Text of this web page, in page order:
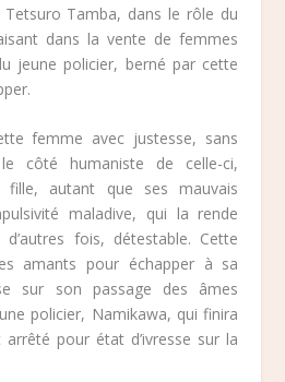
Tamba, dans le rôle du
dans la vente de femmes
jeune policier, berné par cette
femme avec justesse, sans
côté humaniste de celle-ci,
autant que ses mauvais
maladive, qui la rende
fois, détestable. Cette
amants pour échapper à sa
sur son passage des âmes
policier, Namikawa, qui finira
pour état d’ivresse sur la